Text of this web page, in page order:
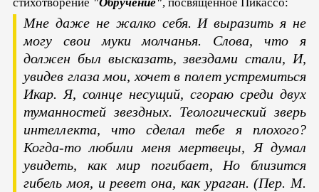
Мне даже не жалко себя. И выразить я не
могу свои муки молчанья. Слова, что я
должен был высказать, звездами стали, И,
увидев глаза мои, хочет в полет устремиться
Икар. Я, солнце несущий, сгораю среди двух
туманностей звездных. Теологический зверь
интеллекта, что сделал тебе
я плохого?
Когда-то любили меня мертвецы, Я думал
увидеть, как мир погибает, Но близится
гибель моя, и ревет она, как ураган. (Пер. М.